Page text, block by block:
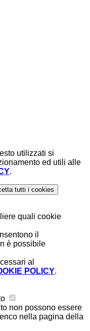
utilizzati si
ed utili alle
.
tutti i cookies
quali cookie
il
è possibile
al
POLICY.
non possono essere
nella pagina della